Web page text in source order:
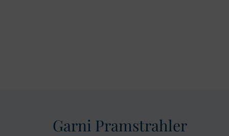
Garni Pramstrahler